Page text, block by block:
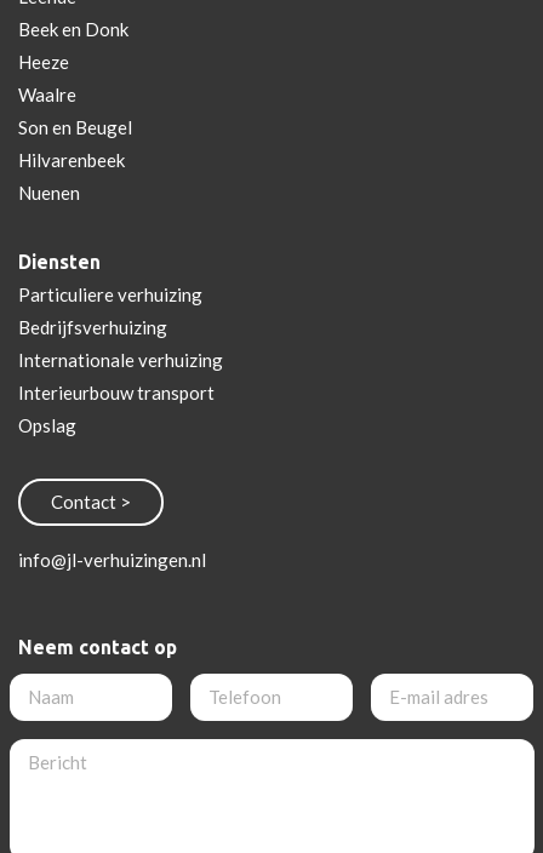
Beek en Donk
Heeze
Waalre
Son en Beugel
Hilvarenbeek
Nuenen
Diensten
Particuliere verhuizing
Bedrijfsverhuizing
Internationale verhuizing
Interieurbouw transport
Opslag
info@jl-verhuizingen.nl
Neem contact op